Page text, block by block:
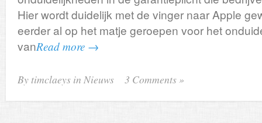
Hier wordt duidelijk met de vinger naar Apple
eerder al op het matje geroepen voor het
vanRead more →
By timclaeys in Nieuws 3 Comments »